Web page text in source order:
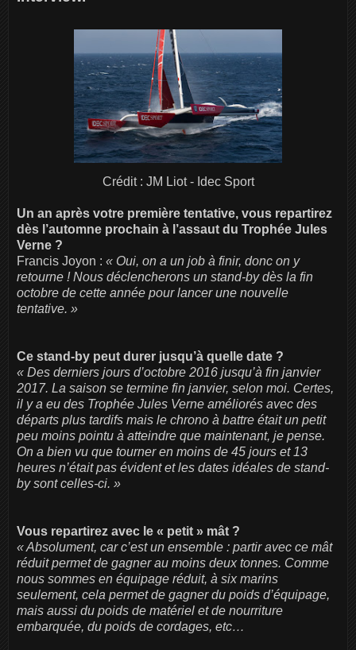
Crédit : JM Liot - Idec Sport
Un an après votre première tentative, vous repartirez
dès l’automne prochain à l’assaut du Trophée Jules
Verne ?
Francis Joyon : « Oui, on a un job à finir, donc on y
retourne ! Nous déclencherons un stand-by dès la fin
octobre de cette année pour lancer une nouvelle
tentative. »
Ce stand-by peut durer jusqu’à quelle date ?
« Des derniers jours d’octobre 2016 jusqu’à fin janvier
2017. La saison se termine fin janvier, selon moi. Certes,
il y a eu des Trophée Jules Verne améliorés avec des
départs plus tardifs mais le chrono à battre était un petit
peu moins pointu à atteindre que maintenant, je pense.
On a bien vu que tourner en moins de 45 jours et 13
heures n’était pas évident et les dates idéales de stand-
by sont celles-ci. »
Vous repartirez avec le « petit » mât ?
« Absolument, car c’est un ensemble : partir avec ce mât
réduit permet de gagner au moins deux tonnes. Comme
nous sommes en équipage réduit, à six marins
seulement, cela permet de gagner du poids d’équipage,
mais aussi du poids de matériel et de nourriture
embarquée, du poids de cordages, etc…